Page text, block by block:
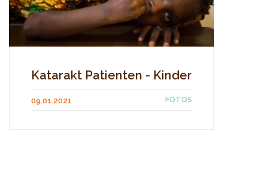
Katarakt Patienten - Kinder
09.01.2021 FOTOS